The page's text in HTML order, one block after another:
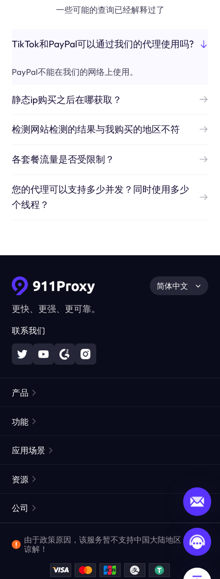
一些可能的查询已经解释过了
TikTok和PayPal可以通过我们的代理使用吗?
PayPal不能在我们的网络上使用。
静态ip购买之后在哪获取？
检测网站检测的结果与我购买的地区不符
各套餐流量是否受限制？
您的代理可以支持多少并发？同时使用多少
个线程？
更快、更强、更可靠。
联系我们
简体中文
产品
静态住宅代理
网页抓取 API
视频下载 API
功能
ISP代理
ProxySite
应用场景
市场研究
爬行和索引
查看全部使用场景
资源
常见问题解答
位置
公司
企业服务
反洗钱合规计划
由于政策原因，该服务暂不支持中国大陆地区，敬请
谅解！